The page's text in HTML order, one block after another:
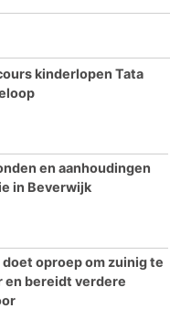
kinderlopen Tata
en aanhoudingen
in Beverwijk
doet oproep om zuinig te
en bereidt verdere